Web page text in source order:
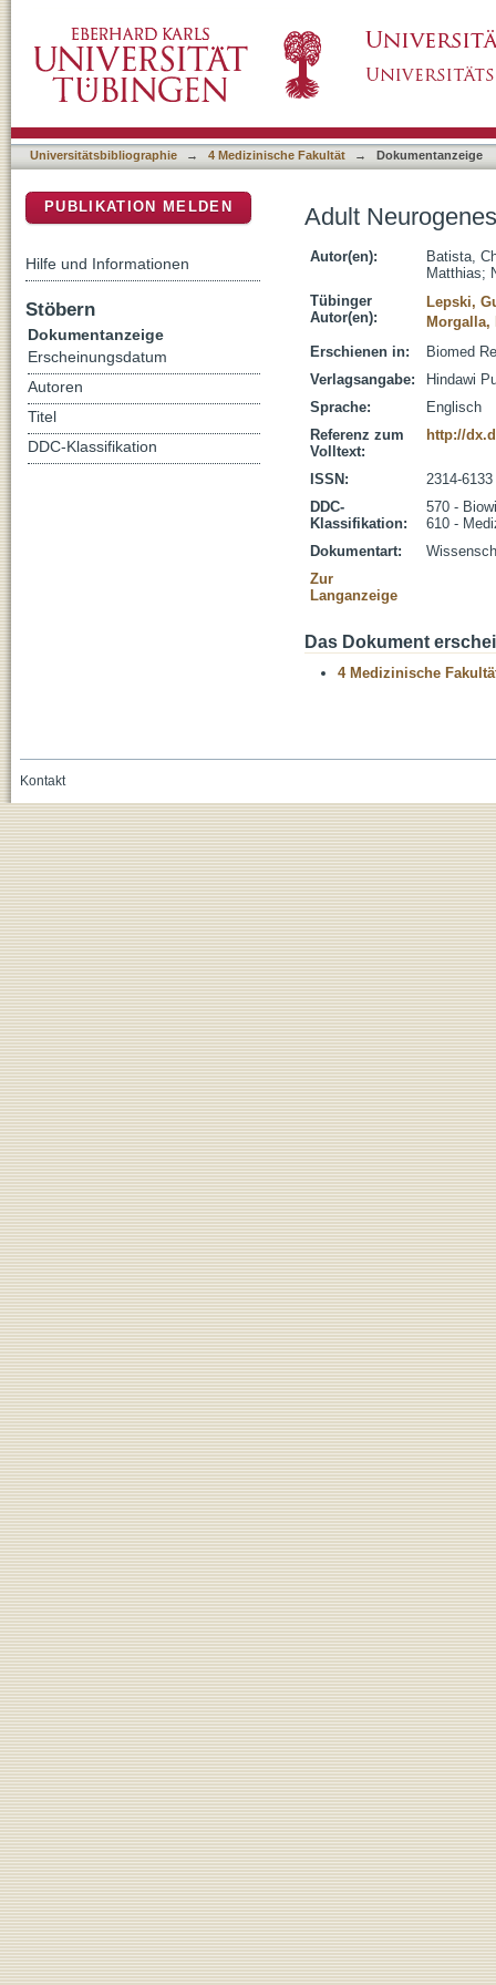
Universitätsbibliographie → 4 Medizinische Fakultät → Dokumentanzeige
Adult
Autor(en):
Batista,
Matthias;
Tübinger
Autor(en):
Lepski,
Morgalla,
Erschienen in:
Biomed
Verlagsangabe:
Hindawi
Sprache:
Englisch
Referenz zum
Volltext:
http://
ISSN:
2314-6133
DDC-
Klassifikation:
570 -
610 -
Dokumentart:
Zur
Langanzeige
Das Dokument
4 Medizinische
PUBLIKATION MELDEN
Hilfe und Informationen
Stöbern
Dokumentanzeige
Erscheinungsdatum
Autoren
Titel
DDC-Klassifikation
Kontakt